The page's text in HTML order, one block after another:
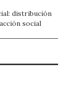
distribución
social